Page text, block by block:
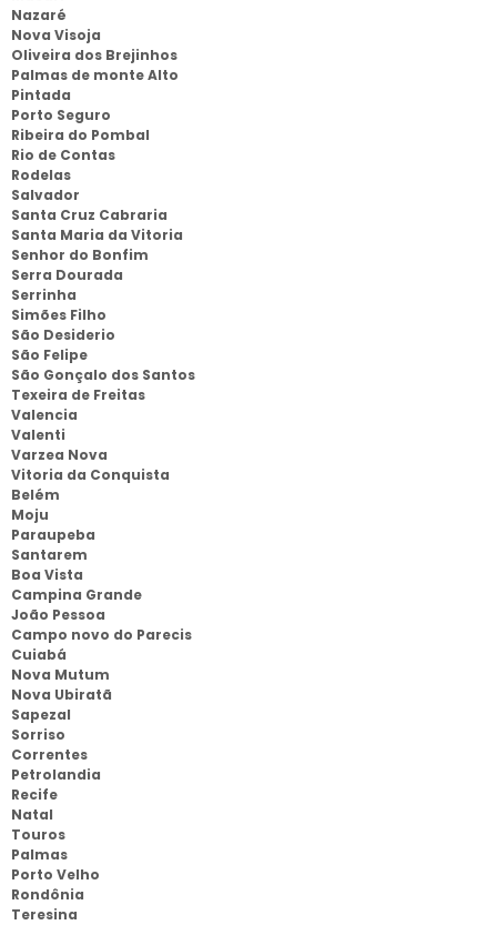
Nazaré
Nova Visoja
Oliveira dos Brejinhos
Palmas de monte Alto
Pintada
Porto Seguro
Ribeira do Pombal
Rio de Contas
Rodelas
Salvador
Santa Cruz Cabraria
Santa Maria da Vitoria
Senhor do Bonfim
Serra Dourada
Serrinha
Simões Filho
São Desiderio
São Felipe
São Gonçalo dos Santos
Texeira de Freitas
Valencia
Valenti
Varzea Nova
Vitoria da Conquista
Belém
Moju
Paraupeba
Santarem
Boa Vista
Campina Grande
João Pessoa
Campo novo do Parecis
Cuiabá
Nova Mutum
Nova Ubiratã
Sapezal
Sorriso
Correntes
Petrolandia
Recife
Natal
Touros
Palmas
Porto Velho
Rondônia
Teresina